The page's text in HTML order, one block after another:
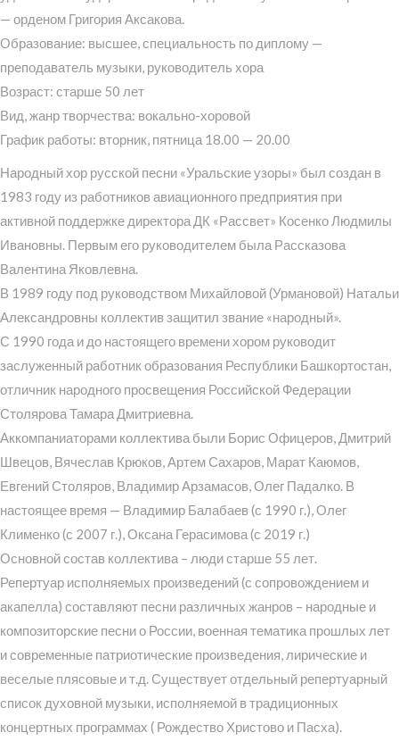
— орденом Григория Аксакова.
Образование: высшее, специальность по диплому —
преподаватель музыки, руководитель хора
Возраст: старше 50 лет
Вид, жанр творчества: вокально-хоровой
График работы: вторник, пятница 18.00 — 20.00
Народный хор русской песни «Уральские узоры» был создан в
1983 году из работников авиационного предприятия при
активной поддержке директора ДК «Рассвет» Косенко Людмилы
Ивановны. Первым его руководителем была Рассказова
Валентина Яковлевна.
В 1989 году под руководством Михайловой (Урмановой) Натальи
Александровны коллектив защитил звание «народный».
С 1990 года и до настоящего времени хором руководит
заслуженный работник образования Республики Башкортостан,
отличник народного просвещения Российской Федерации
Столярова Тамара Дмитриевна.
Аккомпаниаторами коллектива были Борис Офицеров, Дмитрий
Швецов, Вячеслав Крюков, Артем Сахаров, Марат Каюмов,
Евгений Столяров, Владимир Арзамасов, Олег Падалко. В
настоящее время — Владимир Балабаев (с 1990 г.), Олег
Клименко (с 2007 г.), Оксана Герасимова (с 2019 г.)
Основной состав коллектива – люди старше 55 лет.
Репертуар исполняемых произведений (с сопровождением и
акапелла) составляют песни различных жанров – народные и
композиторские песни о России, военная тематика прошлых лет
и современные патриотические произведения, лирические и
веселые плясовые и т.д. Существует отдельный репертуарный
список духовной музыки, исполняемой в традиционных
концертных программах ( Рождество Христово и Пасха).